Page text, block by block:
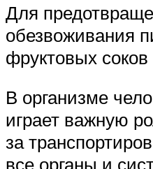
Для
обезвоживания
фруктовых
В организме
играет важную
за
все органы и